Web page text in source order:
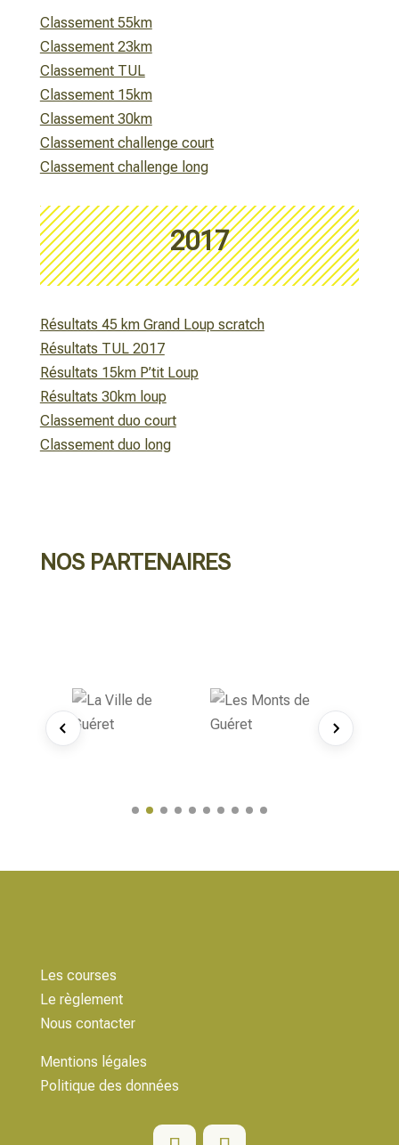
Classement 55km
Classement 23km
Classement TUL
Classement 15km
Classement 30km
Classement challenge court
Classement challenge long
2017
Résultats 45 km Grand Loup scratch
Résultats TUL 2017
Résultats 15km P’tit Loup
Résultats 30km loup
Classement duo court
Classement duo long
NOS PARTENAIRES
Les courses
Le règlement
Nous contacter
Mentions légales
Politique des données